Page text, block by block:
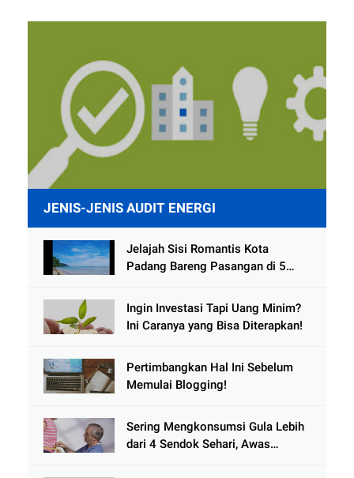
JENIS-JENIS AUDIT ENERGI
Jelajah Sisi Romantis Kota
Padang Bareng Pasangan di 5
Ingin Investasi Tapi Uang Minim?
Ini Caranya yang Bisa Diterapkan!
Pertimbangkan Hal Ini Sebelum
Memulai Blogging!
Sering Mengkonsumsi Gula Lebih
dari 4 Sendok Sehari, Awas